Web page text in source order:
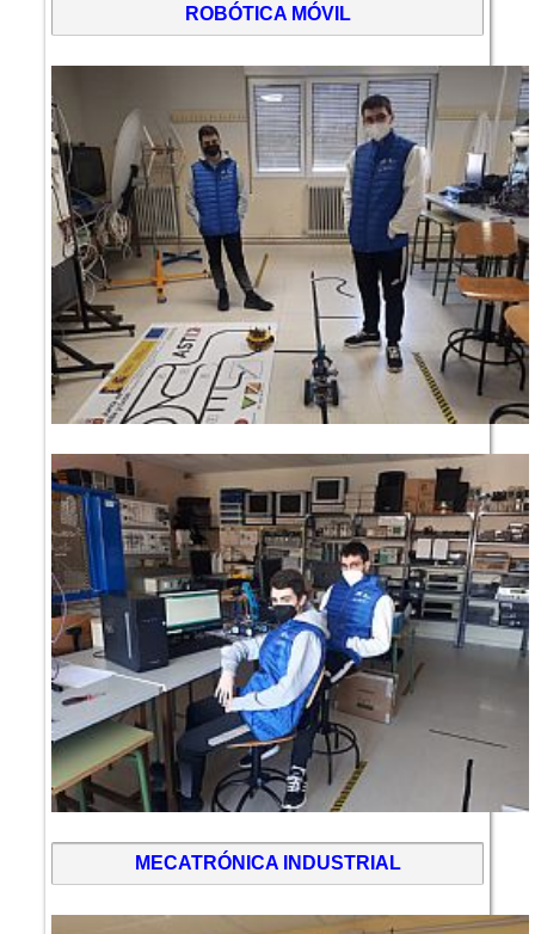
ROBÓTICA MÓVIL
MECATRÓNICA INDUSTRIAL